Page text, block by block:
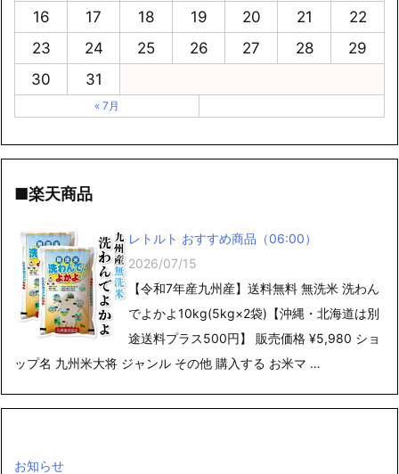
16
17 18 19 20 21
22
23
24 25 26 27 28
29
30
31
« 7月
■楽天商品
レトルト おすすめ商品（06:00）
2026/07/15
【令和7年産九州産】送料無料 無洗米 洗わん
でよかよ10kg(5kg×2袋)【沖縄・北海道は別
途送料プラス500円】 販売価格 ¥5,980 ショ
ップ名 九州米大将 ジャンル その他 購入する お米マ …
お知らせ